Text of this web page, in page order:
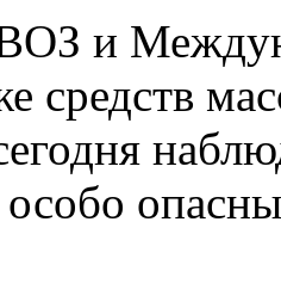
и
средств
особо